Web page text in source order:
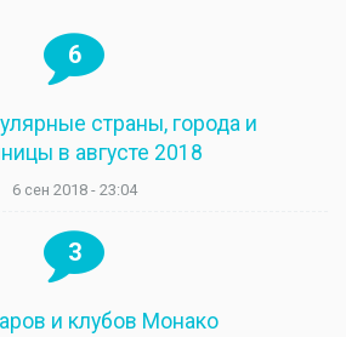
6
страны, города и
в августе 2018
6 сен 2018 - 23:04
3
и клубов Монако